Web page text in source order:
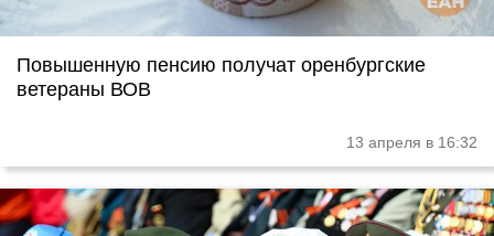
Повышенную пенсию получат оренбургские
ветераны ВОВ
13 апреля в 16:32